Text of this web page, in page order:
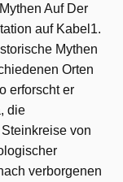
Auf Der
auf Kabel1.
Mythen
Orten
erforscht er
die
von
verborgenen